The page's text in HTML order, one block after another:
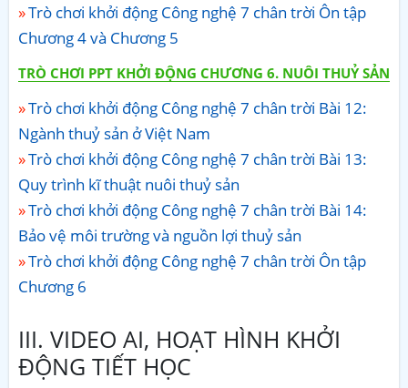
Trò chơi khởi động Công nghệ 7 chân trời Ôn tập
Chương 4 và Chương 5
TRÒ CHƠI PPT KHỞI ĐỘNG CHƯƠNG 6. NUÔI THUỶ SẢN
Trò chơi khởi động Công nghệ 7 chân trời Bài 12:
Ngành thuỷ sản ở Việt Nam
Trò chơi khởi động Công nghệ 7 chân trời Bài 13:
Quy trình kĩ thuật nuôi thuỷ sản
Trò chơi khởi động Công nghệ 7 chân trời Bài 14:
Bảo vệ môi trường và nguồn lợi thuỷ sản
Trò chơi khởi động Công nghệ 7 chân trời Ôn tập
Chương 6
III. VIDEO AI, HOẠT HÌNH KHỞI
ĐỘNG TIẾT HỌC